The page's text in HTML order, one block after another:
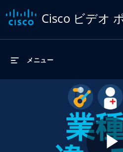
Cisco ビデオ
メニュー